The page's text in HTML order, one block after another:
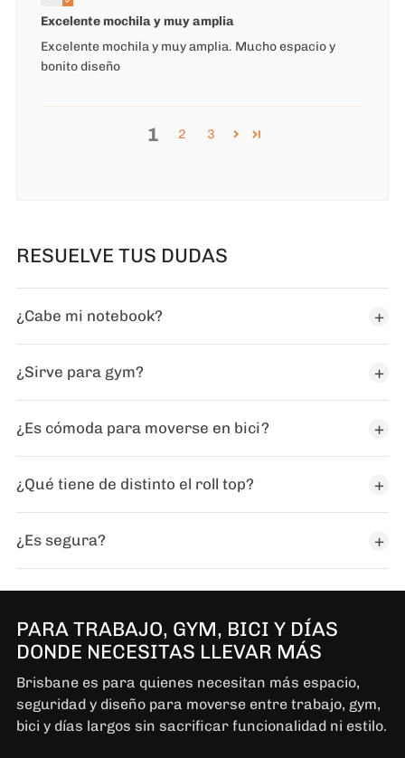
Excelente mochila y muy amplia
Excelente mochila y muy amplia. Mucho espacio y
bonito diseño
1 2 3
RESUELVE TUS DUDAS
¿Cabe mi notebook?
¿Sirve para gym?
¿Es cómoda para moverse en bici?
¿Qué tiene de distinto el roll top?
¿Es segura?
PARA TRABAJO, GYM, BICI Y DÍAS
DONDE NECESITAS LLEVAR MÁS
Brisbane es para quienes necesitan más espacio,
seguridad y diseño para moverse entre trabajo, gym,
bici y días largos sin sacrificar funcionalidad ni estilo.